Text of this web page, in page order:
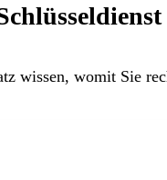
wissen, womit Sie